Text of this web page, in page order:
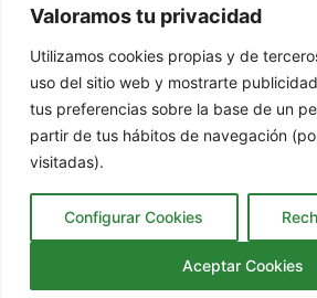
Valoramos tu privacidad
Utilizamos cookies propias y de
uso del sitio web y mostrarte
tus preferencias sobre la base de un
partir de tus hábitos de navegación
visitadas).
Configurar Cookies
Aceptar Cookies
Plaza de la Constitución, 1 Icod
turismo@icodtesa.com.es
Copyright © 2025 |